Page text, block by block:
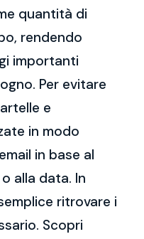
quantità di
rendendo
importanti
Per evitare
e
in modo
in base al
alla data. In
ritrovare i
Scopri